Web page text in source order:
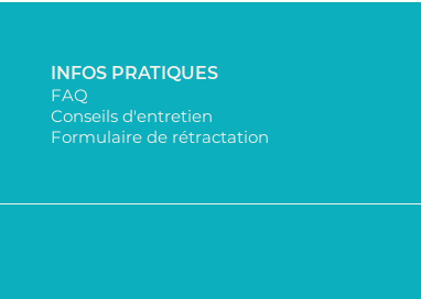
INFOS PRATIQUES
FAQ
Conseils d'entretien
Formulaire de rétractation